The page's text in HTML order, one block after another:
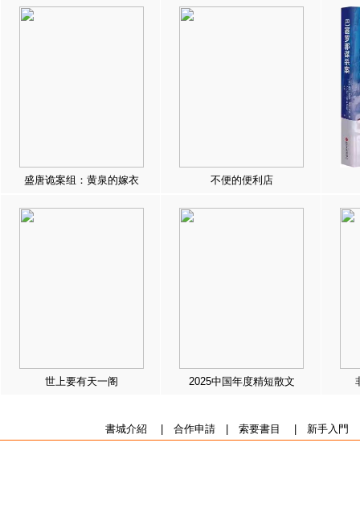
盛唐诡案组：黄泉的嫁衣 不便的便利店
世上要有天一阁 2025中国年度精短散文
書城介紹 合作申請| 索要書目 新手入門